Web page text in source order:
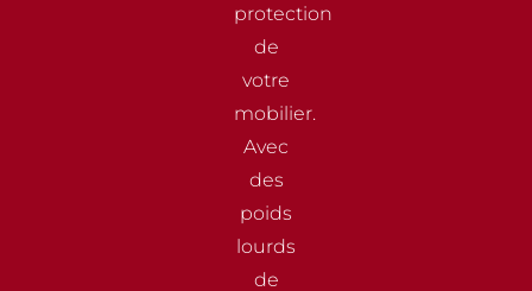
protection
de
votre
mobilier.
Avec
des
poids
lourds
de